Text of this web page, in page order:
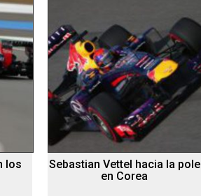
los
Sebastian Vettel hacia la pole
en Corea